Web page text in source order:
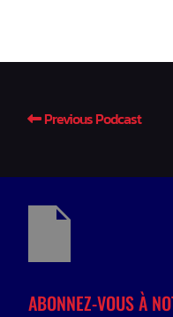
Previous Podcast
ABONNEZ-VOUS À